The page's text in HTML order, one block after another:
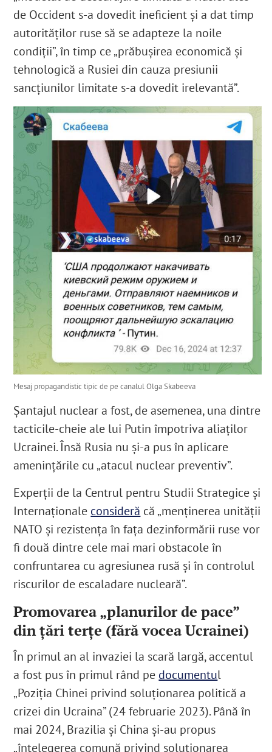
de Occident s-a dovedit ineficient și a dat timp
autorităților ruse să se adapteze la noile
condiții”, în timp ce „prăbușirea economică și
tehnologică a Rusiei din cauza presiunii
sancțiunilor limitate s-a dovedit irelevantă”.
Mesaj propagandistic tipic de pe canalul Olga Skabeeva
Șantajul nuclear a fost, de asemenea, una dintre
tacticile-cheie ale lui Putin împotriva aliaților
Ucrainei. Însă Rusia nu și-a pus în aplicare
amenințările cu „atacul nuclear preventiv”.
Experții de la Centrul pentru Studii Strategice și
Internaționale consideră că „menținerea unității
NATO și rezistența în fața dezinformării ruse vor
fi două dintre cele mai mari obstacole în
confruntarea cu agresiunea rusă și în controlul
riscurilor de escaladare nucleară”.
Promovarea „planurilor de pace”
din țări terțe (fără vocea Ucrainei)
În primul an al invaziei la scară largă, accentul
a fost pus în primul rând pe documentul
„Poziția Chinei privind soluționarea politică a
crizei din Ucraina” (24 februarie 2023). Până în
mai 2024, Brazilia și China și-au propus
„înțelegerea comună privind soluționarea